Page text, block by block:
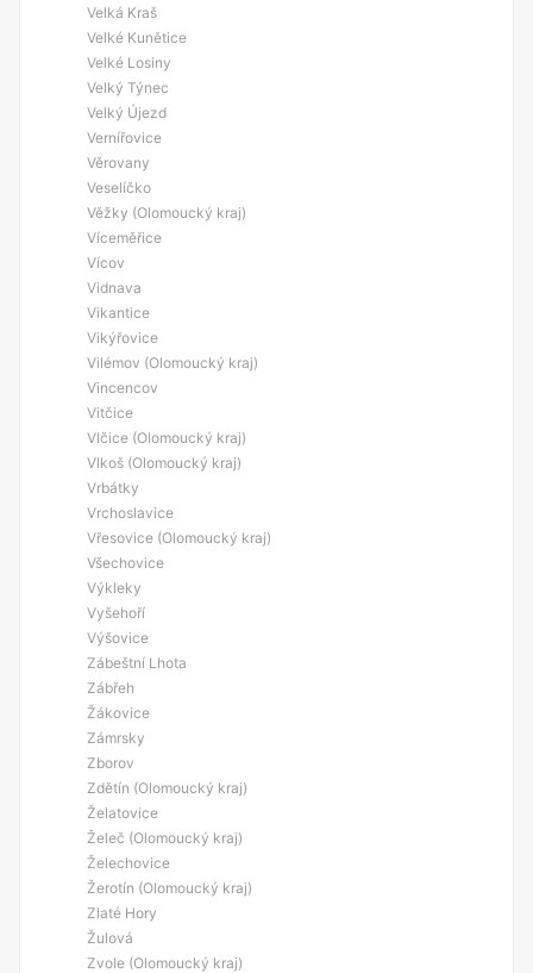
Velká Kraš
Velké Kunětice
Velké Losiny
Velký Týnec
Velký Újezd
Vernířovice
Věrovany
Veselíčko
Věžky (Olomoucký kraj)
Víceměřice
Vícov
Vidnava
Vikantice
Vikýřovice
Vilémov (Olomoucký kraj)
Vincencov
Vitčice
Vlčice (Olomoucký kraj)
Vlkoš (Olomoucký kraj)
Vrbátky
Vrchoslavice
Vřesovice (Olomoucký kraj)
Všechovice
Výkleky
Vyšehoří
Výšovice
Zábeštní Lhota
Zábřeh
Žákovice
Zámrsky
Zborov
Zdětín (Olomoucký kraj)
Želatovice
Želeč (Olomoucký kraj)
Želechovice
Žerotín (Olomoucký kraj)
Zlaté Hory
Žulová
Zvole (Olomoucký kraj)